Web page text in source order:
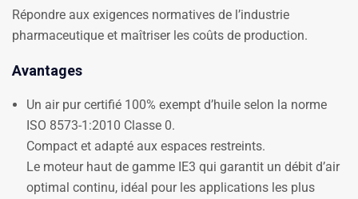
Répondre aux exigences normatives de l’industrie
pharmaceutique et maîtriser les coûts de production.
Avantages
Un air pur certifié 100% exempt d’huile selon la norme
ISO 8573-1:2010 Classe 0.
Compact et adapté aux espaces restreints.
Le moteur haut de gamme IE3 qui garantit un débit d’air
optimal continu, idéal pour les applications les plus